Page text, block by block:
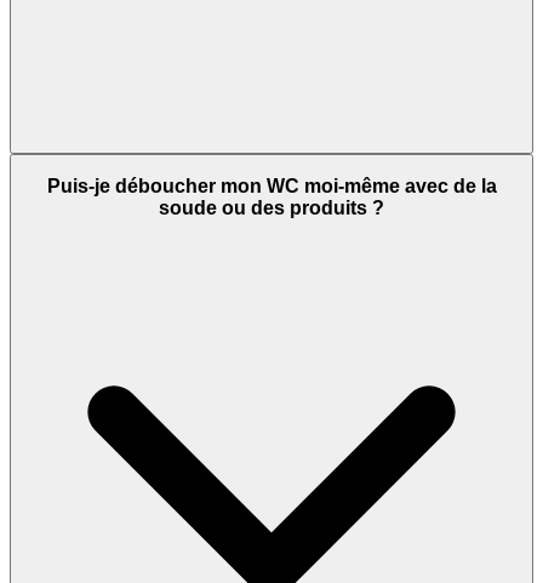
Puis-je déboucher mon WC moi-même avec de la
soude ou des produits ?